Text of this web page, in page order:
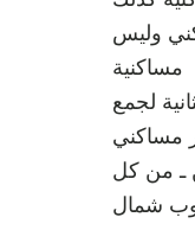
وليس
مساكنية
لجمع
مساكني
ـ من كل
شمال